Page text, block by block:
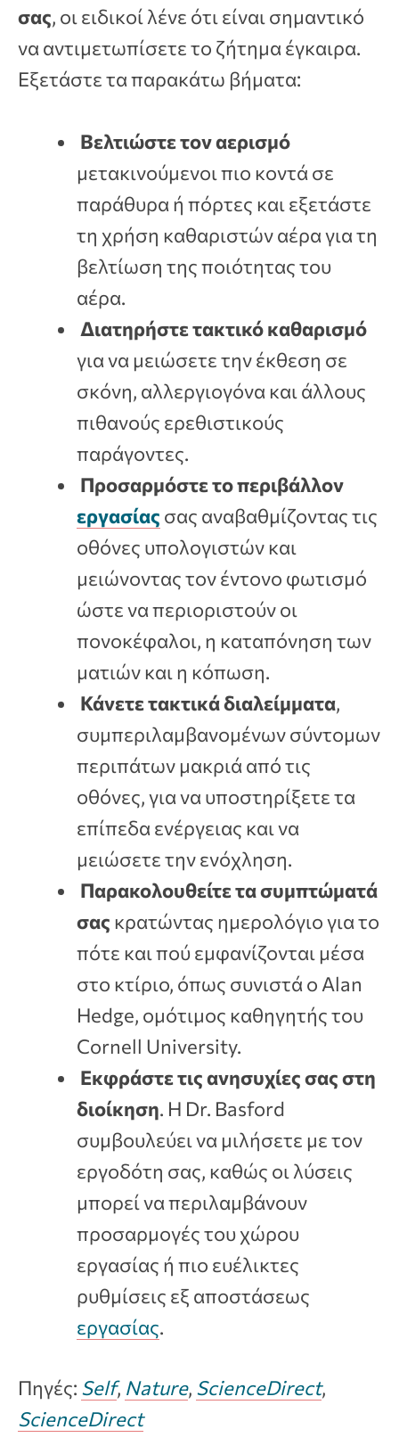
σας, οι ειδικοί λένε ότι είναι σημαντικό
να αντιμετωπίσετε το ζήτημα έγκαιρα.
Εξετάστε τα παρακάτω βήματα:
Βελτιώστε τον αερισμό
μετακινούμενοι πιο κοντά σε
παράθυρα ή πόρτες και εξετάστε
τη χρήση καθαριστών αέρα για τη
βελτίωση της ποιότητας του
αέρα.
Διατηρήστε τακτικό καθαρισμό
για να μειώσετε την έκθεση σε
σκόνη, αλλεργιογόνα και άλλους
πιθανούς ερεθιστικούς
παράγοντες.
Προσαρμόστε το περιβάλλον
εργασίας σας αναβαθμίζοντας τις
οθόνες υπολογιστών και
μειώνοντας τον έντονο φωτισμό
ώστε να περιοριστούν οι
πονοκέφαλοι, η καταπόνηση των
ματιών και η κόπωση.
Κάνετε τακτικά διαλείμματα,
συμπεριλαμβανομένων σύντομων
περιπάτων μακριά από τις
οθόνες, για να υποστηρίξετε τα
επίπεδα ενέργειας και να
μειώσετε την ενόχληση.
Παρακολουθείτε τα συμπτώματά
σας κρατώντας ημερολόγιο για το
πότε και πού εμφανίζονται μέσα
στο κτίριο, όπως συνιστά ο Alan
Hedge, ομότιμος καθηγητής του
Cornell University.
Εκφράστε τις ανησυχίες σας στη
διοίκηση. Η Dr. Basford
συμβουλεύει να μιλήσετε με τον
εργοδότη σας, καθώς οι λύσεις
μπορεί να περιλαμβάνουν
προσαρμογές του χώρου
εργασίας ή πιο ευέλικτες
ρυθμίσεις εξ αποστάσεως
εργασίας.
Πηγές: Self, Nature, ScienceDirect,
ScienceDirect